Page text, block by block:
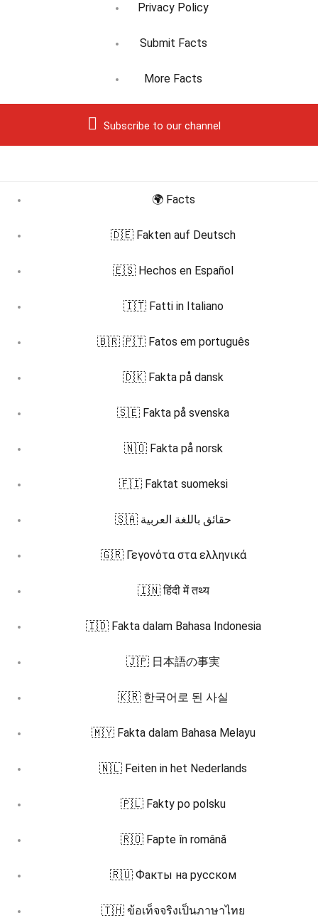
Privacy Policy
Submit Facts
More Facts
Subscribe to our channel
🌍 Facts
🇩🇪 Fakten auf Deutsch
🇪🇸 Hechos en Español
🇮🇹 Fatti in Italiano
🇧🇷 🇵🇹 Fatos em português
🇩🇰 Fakta på dansk
🇸🇪 Fakta på svenska
🇳🇴 Fakta på norsk
🇫🇮 Faktat suomeksi
🇸🇦 حقائق باللغة العربية
🇬🇷 Γεγονότα στα ελληνικά
🇮🇳 हिंदी में तथ्य
🇮🇩 Fakta dalam Bahasa Indonesia
🇯🇵 日本語の事実
🇰🇷 한국어로 된 사실
🇲🇾 Fakta dalam Bahasa Melayu
🇳🇱 Feiten in het Nederlands
🇵🇱 Fakty po polsku
🇷🇴 Fapte în română
🇷🇺 Факты на русском
🇹🇭 ข้อเท็จจริงเป็นภาษาไทย